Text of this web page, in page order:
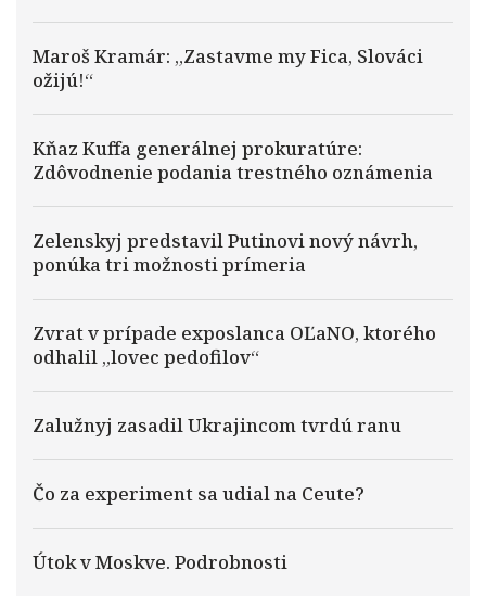
Maroš Kramár: „Zastavme my Fica, Slováci
ožijú!“
Kňaz Kuffa generálnej prokuratúre:
Zdôvodnenie podania trestného oznámenia
Zelenskyj predstavil Putinovi nový návrh,
ponúka tri možnosti prímeria
Zvrat v prípade exposlanca OĽaNO, ktorého
odhalil „lovec pedofilov“
Zalužnyj zasadil Ukrajincom tvrdú ranu
Čo za experiment sa udial na Ceute?
Útok v Moskve. Podrobnosti